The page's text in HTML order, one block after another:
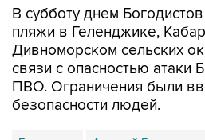
Дивноморском сельских
связи с опасностью атаки
ПВО. Ограничения были
безопасности людей.
Геленджик Алексей Богодистов